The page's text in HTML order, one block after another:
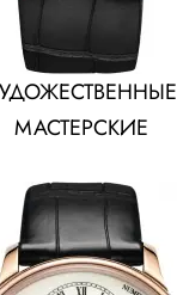
МАСТЕРСКИЕ